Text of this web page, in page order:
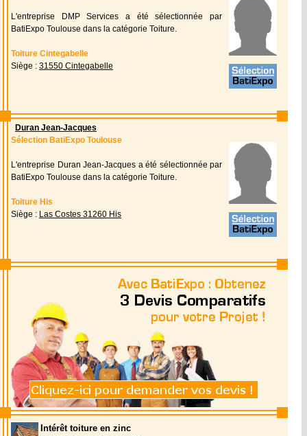
L'entreprise DMP Services a été sélectionnée par
BatiExpo Toulouse dans la catégorie Toiture.
Toiture Cintegabelle
Siège : 31550 Cintegabelle
Duran Jean-Jacques
Sélection BatiExpo Toulouse
L'entreprise Duran Jean-Jacques a été sélectionnée par
BatiExpo Toulouse dans la catégorie Toiture.
Toiture His
Siège : Las Costes 31260 His
Intérêt toiture en zinc